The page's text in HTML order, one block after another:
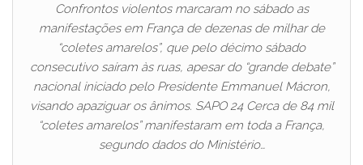
Confrontos violentos marcaram no sábado as
manifestações em França de dezenas de milhar de
“coletes amarelos”, que pelo décimo sábado
consecutivo saíram às ruas, apesar do “grande debate”
nacional iniciado pelo Presidente Emmanuel Mácron,
visando apaziguar os ânimos. SAPO 24 Cerca de 84 mil
“coletes amarelos” manifestaram em toda a França,
segundo dados do Ministério…